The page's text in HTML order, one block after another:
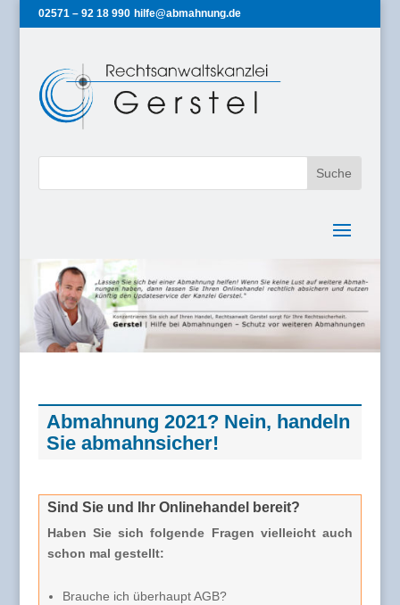
02571 – 92 18 990 hilfe@abmahnung.de
Abmahnung 2021? Nein, handeln
Sie abmahnsicher!
Sind Sie und Ihr Onlinehandel bereit?
Haben Sie sich folgende Fragen vielleicht auch
schon mal gestellt:
Brauche ich überhaupt AGB?